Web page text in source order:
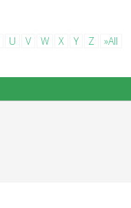
U V W X Y Z
»All